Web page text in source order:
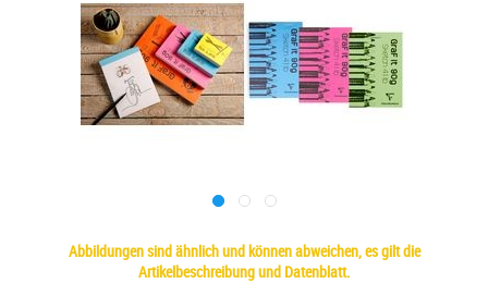
Abbildungen sind ähnlich und können abweichen, es gilt die
Artikelbeschreibung und Datenblatt.